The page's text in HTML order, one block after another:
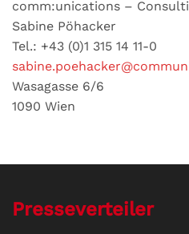
comm:unications –
Sabine Pöhacker
Tel.: +43 (0)1 315 14 11-0
Wasagasse 6/6
1090 Wien
Presseverteiler